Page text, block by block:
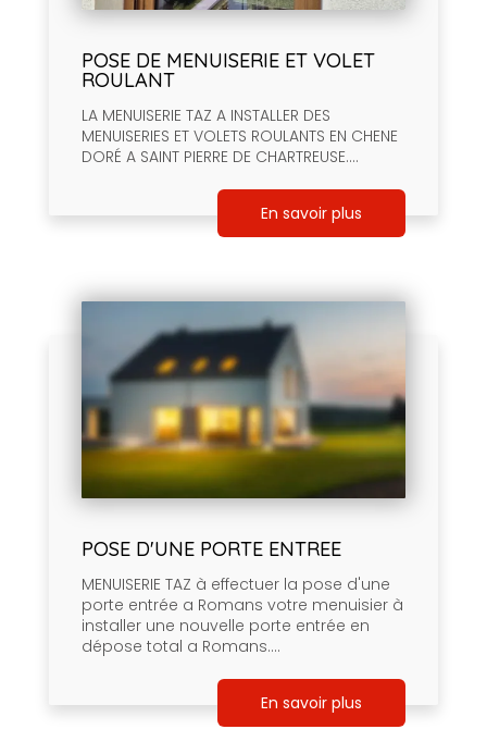
POSE DE MENUISERIE ET VOLET
ROULANT
LA MENUISERIE TAZ A INSTALLER DES
MENUISERIES ET VOLETS ROULANTS EN CHENE
DORÉ A SAINT PIERRE DE CHARTREUSE....
En savoir plus
POSE D'UNE PORTE ENTREE
MENUISERIE TAZ à effectuer la pose d'une
porte entrée a Romans votre menuisier à
installer une nouvelle porte entrée en
dépose total a Romans....
En savoir plus